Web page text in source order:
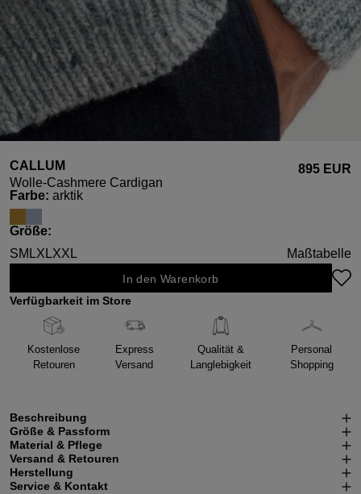
CALLUM
Wolle-Cashmere Cardigan
895 EUR
Farbeauswählen
: arktik
Größeauswählen
:
SM LXLXXL Maßtabelle
In den Warenkorb
Verfügbarkeit im Store
Kostenlose
Retouren
Express
Versand
Qualität &
Langlebigkeit
Personal
Shopping
Beschreibung
Größe & Passform
Material & Pflege
Versand & Retouren
Herstellung
Service & Kontakt